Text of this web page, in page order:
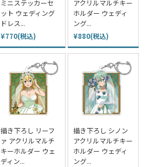
ミニステッカーセ
ット ウェディング
ドレス...
¥770(税込)
アクリルマルチキー
ホルダー ウェディ
ング...
¥880(税込)
描き下ろし リーフ
ァ アクリルマルチ
キーホルダー ウェ
ディン...
描き下ろし シノン
アクリルマルチキー
ホルダー ウェディ
ング...